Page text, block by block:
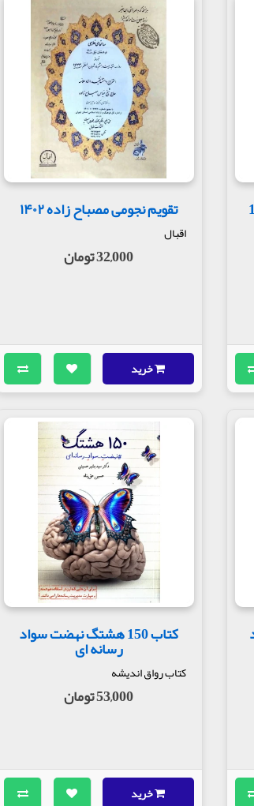
تقویم نجومی مصباح زاده ۱۴۰۲
اقبال
32,000 تومان
خرید
کتاب 150 هشتگ نهضت سواد
رسانه ای
کتاب رواق اندیشه
53,000 تومان
خرید